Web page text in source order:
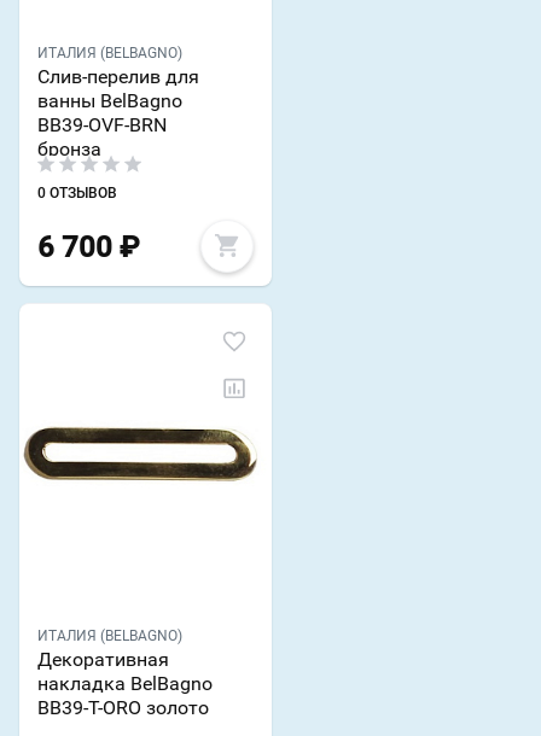
ИТАЛИЯ (BELBAGNO)
Слив-перелив для
ванны BelBagno
BB39-OVF-BRN
бронза
0 ОТЗЫВОВ
6 700 ₽
ИТАЛИЯ (BELBAGNO)
Декоративная
накладка BelBagno
BB39-T-ORO золото